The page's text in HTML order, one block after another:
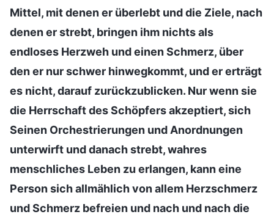
Mittel, mit denen er überlebt und die Ziele, nach
denen er strebt, bringen ihm nichts als
endloses Herzweh und einen Schmerz, über
den er nur schwer hinwegkommt, und er erträgt
es nicht, darauf zurückzublicken. Nur wenn sie
die Herrschaft des Schöpfers akzeptiert, sich
Seinen Orchestrierungen und Anordnungen
unterwirft und danach strebt, wahres
menschliches Leben zu erlangen, kann eine
Person sich allmählich von allem Herzschmerz
und Schmerz befreien und nach und nach die